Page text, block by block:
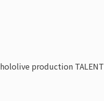
hololive production TALENT